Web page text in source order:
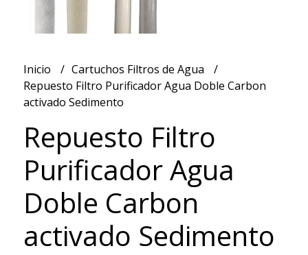
Inicio
Cartuchos Filtros de Agua
Repuesto Filtro Purificador Agua Doble Carbon
activado Sedimento
Repuesto Filtro
Purificador Agua
Doble Carbon
activado Sedimento